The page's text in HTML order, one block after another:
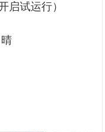
启试运行）